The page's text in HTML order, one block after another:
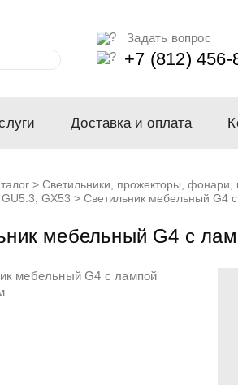
Задать вопрос
+7 (812) 456-
Доставка и оплата
> Светильники, прожекторы, фонари,
GX53 > Светильник мебельный G4
мебельный G4 с